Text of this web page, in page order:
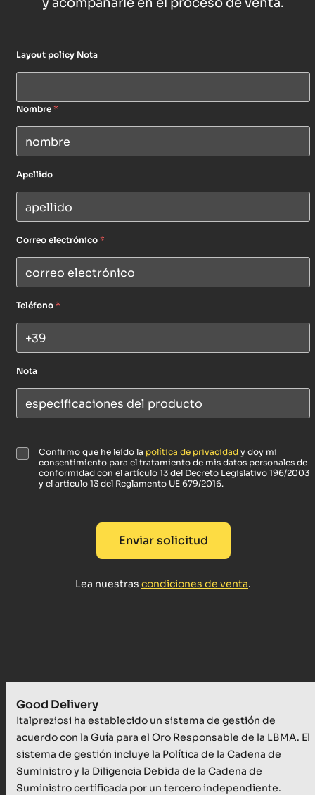
Layout policy Nota
Nombre *
Apellido
Correo electrónico *
Teléfono *
Nota
P
*
Confirmo que he leído la política de privacidad y doy mi
consentimiento para el tratamiento de mis datos personales de
conformidad con el artículo 13 del Decreto Legislativo 196/2003
y el artículo 13 del Reglamento UE 679/2016.
Enviar solicitud
Lea nuestras condiciones de venta.
Good Delivery
Italpreziosi ha establecido un sistema de gestión de
acuerdo con la Guía para el Oro Responsable de la LBMA. El
sistema de gestión incluye la Política de la Cadena de
Suministro y la Diligencia Debida de la Cadena de
Suministro certificada por un tercero independiente.